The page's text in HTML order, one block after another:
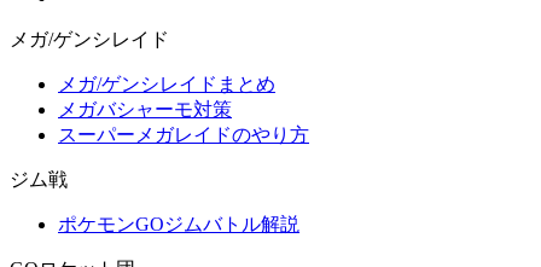
メガ/ゲンシレイド
メガ/ゲンシレイドまとめ
メガバシャーモ対策
スーパーメガレイドのやり方
ジム戦
ポケモンGOジムバトル解説